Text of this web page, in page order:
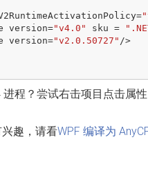
=
version="v4.0" sku =
version="v2.0.50727" />
程？尝试右击项目点击属
趣，请看WPF 编译为